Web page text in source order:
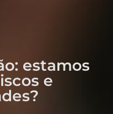
estamos
e